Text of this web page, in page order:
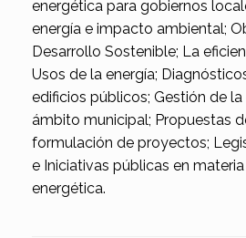
energética para gobiernos
energía e impacto ambiental;
Desarrollo Sostenible; La
Usos de la energía;
edificios públicos; Gestión de la
ámbito municipal; Propuestas
formulación de proyectos;
e Iniciativas públicas en
energética.